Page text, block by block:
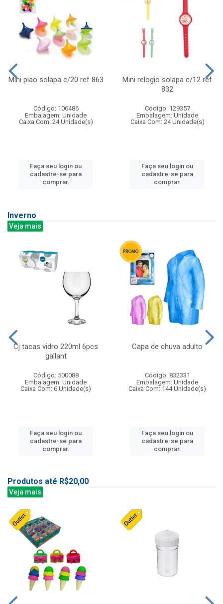
Mini piao solapa c/20 ref 863
Código: 106486
Embalagem: Unidade
Caixa Com: 24 Unidade(s)
Faça seu login ou
cadastre-se para
comprar.
Mini relogio solapa c/12 ref
832
Código: 129357
Embalagem: Unidade
Caixa Com: 24 Unidade(s)
Faça seu login ou
cadastre-se para
comprar.
Inverno
Veja mais
Cj tacas vidro 220ml 6pcs
gallant
Código: 500088
Embalagem: Unidade
Caixa Com: 6 Unidade(s)
Faça seu login ou
cadastre-se para
comprar.
Capa de chuva adulto
Código: 832331
Embalagem: Unidade
Caixa Com: 144 Unidade(s)
Faça seu login ou
cadastre-se para
comprar.
Produtos até R$20,00
Veja mais